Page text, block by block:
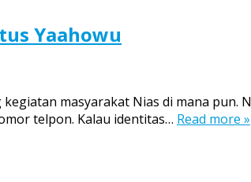
Yaahowu
masyarakat Nias di mana pun.
telpon. Kalau identitas… Read more »